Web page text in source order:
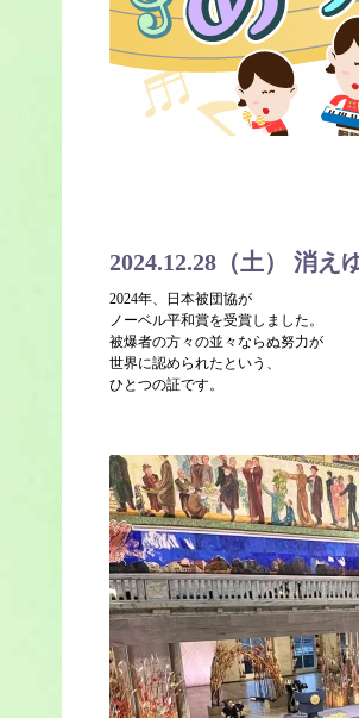
2024.12.28（土） 消え
2024年、日本被団協が
ノーベル平和賞を受賞しました。
被爆者の方々の並々ならぬ努力が
世界に認められたという、
ひとつの証です。